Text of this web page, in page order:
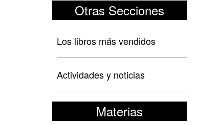
Otras Secciones
Los libros más vendidos
Actividades y noticias
Materias